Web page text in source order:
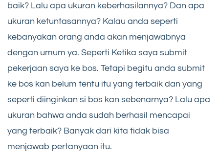
baik? Lalu apa ukuran keberhasilannya? Dan apa
ukuran ketuntasannya? Kalau anda seperti
kebanyakan orang anda akan menjawabnya
dengan umum ya. Seperti Ketika saya submit
pekerjaan saya ke bos. Tetapi begitu anda submit
ke bos kan belum tentu itu yang terbaik dan yang
seperti diinginkan si bos kan sebenarnya? Lalu apa
ukuran bahwa anda sudah berhasil mencapai
yang terbaik? Banyak dari kita tidak bisa
menjawab pertanyaan itu.